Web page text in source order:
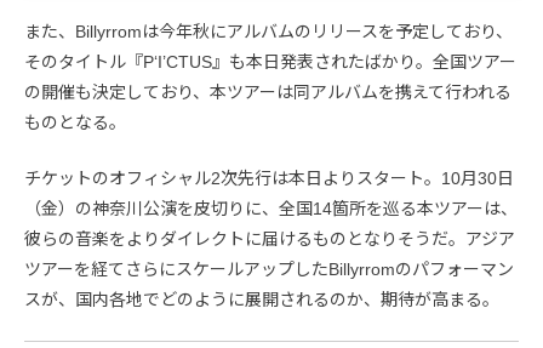
また、Billyrromは今年秋にアルバムのリリースを予定しており、
そのタイトル『P‘I’CTUS』も本日発表されたばかり。全国ツアー
の開催も決定しており、本ツアーは同アルバムを携えて行われる
ものとなる。
チケットのオフィシャル2次先行は本日よりスタート。10月30日
（金）の神奈川公演を皮切りに、全国14箇所を巡る本ツアーは、
彼らの音楽をよりダイレクトに届けるものとなりそうだ。アジア
ツアーを経てさらにスケールアップしたBillyrromのパフォーマン
スが、国内各地でどのように展開されるのか、期待が高まる。